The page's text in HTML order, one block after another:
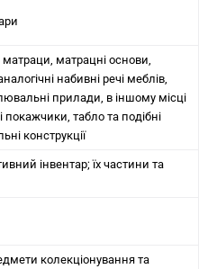
матраци, матрацні основи,
набивні речі меблів,
прилади, в іншому місці
покажчики, табло та подібні
конструкції
інвентар; їх частини та
колекціонування та